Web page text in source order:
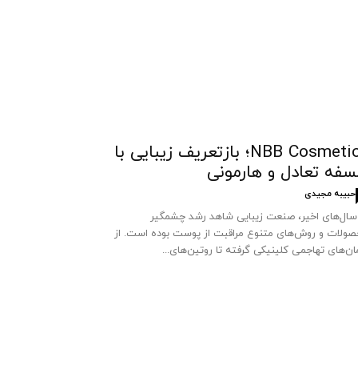
NBB Cosmetics؛ بازتعریف زیبایی با
تعادل و هارمونی
حبیبه مجیدی
سال‌های اخیر، صنعت زیبایی شاهد رشد چشمگیر
و روش‌های متنوع مراقبت از پوست بوده است. از
تهاجمی کلینیکی گرفته تا روتین‌های...